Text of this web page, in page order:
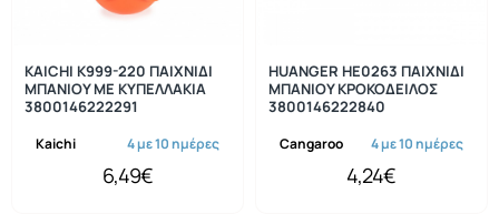
Kaichi 4 με 10 ημέρες
KAICHI Κ999-220 ΠΑΙΧΝΙΔΙ
ΜΠΑΝΙΟΥ ΜΕ ΚΥΠΕΛΛΑΚΙΑ
3800146222291
6,49€
Cangaroo 4 με 10 ημέρες
HUANGER HE0263 ΠΑΙΧΝΙΔΙ
ΜΠΑΝΙΟΥ ΚΡΟΚΟΔΕΙΛΟΣ
3800146222840
4,24€